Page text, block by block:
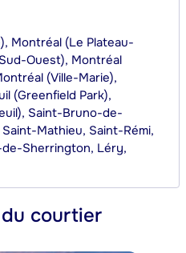
Montréal (Le Plateau-
Ouest), Montréal
(Ville-Marie),
(Greenfield Park),
Saint-Bruno-de-
Mathieu, Saint-Rémi,
Sherrington, Léry,
courtier